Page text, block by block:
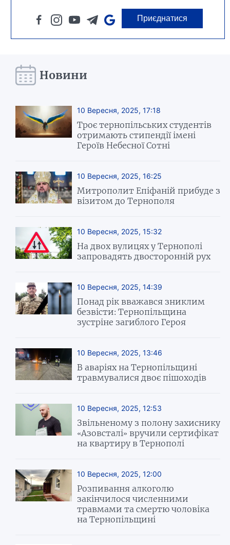
Приєднатися
Новини
10 Вересня, 2025, 17:18
Троє тернопільських студентів
отримають стипендії імені
Героїв Небесної Сотні
10 Вересня, 2025, 16:25
Митрополит Епіфаній прибуде з
візитом до Тернополя
10 Вересня, 2025, 15:32
На двох вулицях у Тернополі
запровадять двосторонній рух
10 Вересня, 2025, 14:39
Понад рік вважався зниклим
безвісти: Тернопільщина
зустріне загиблого Героя
10 Вересня, 2025, 13:46
В аваріях на Тернопільщині
травмувалися двоє пішоходів
10 Вересня, 2025, 12:53
Звільненому з полону захиснику
«Азовсталі» вручили сертифікат
на квартиру в Тернополі
10 Вересня, 2025, 12:00
Розпивання алкоголю
закінчилося численними
травмами та смертю чоловіка
на Тернопільщині